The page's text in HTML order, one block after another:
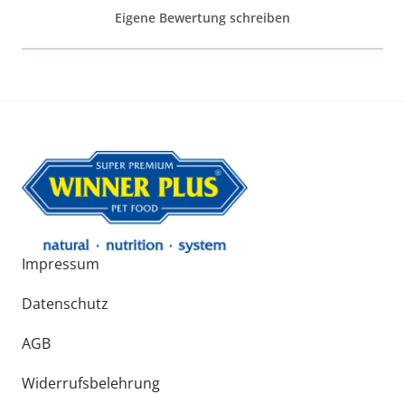
Eigene Bewertung schreiben
Impressum
Datenschutz
AGB
Widerrufsbelehrung